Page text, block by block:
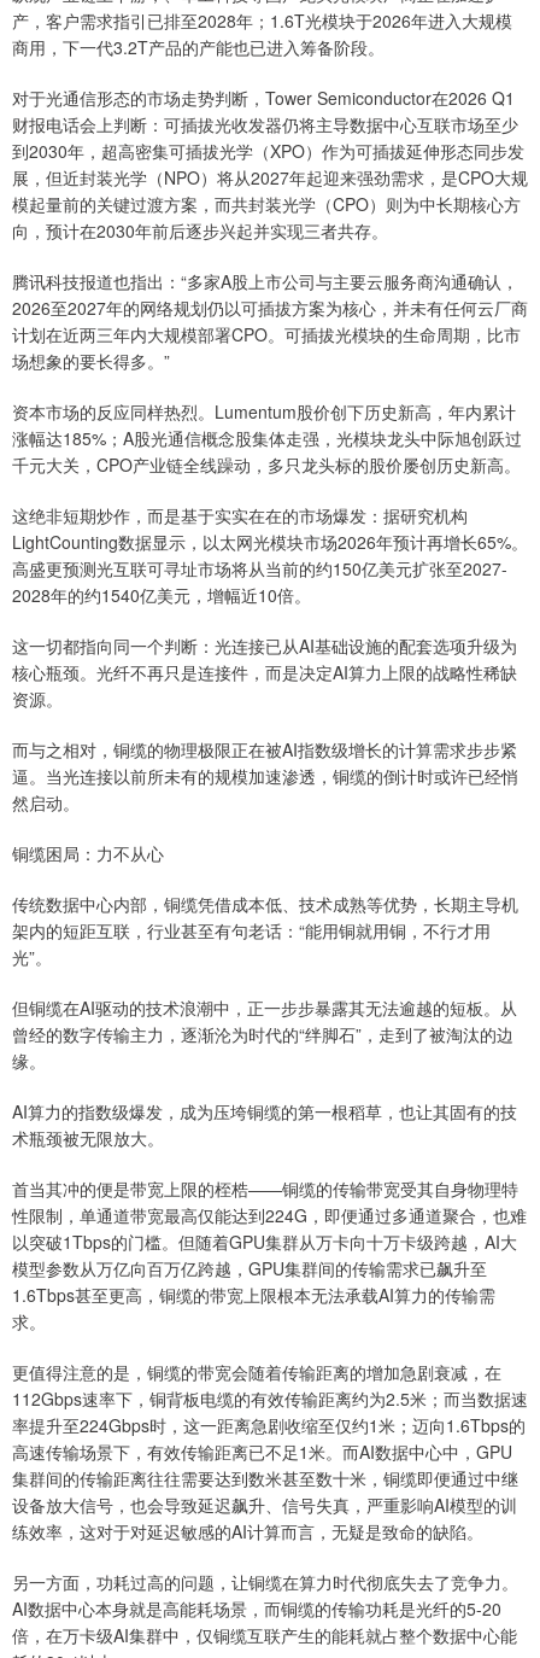
产，客户需求指引已排至2028年；1.6T光模块于2026年进入大规模
商用，下一代3.2T产品的产能也已进入筹备阶段。
对于光通信形态的市场走势判断，Tower Semiconductor在2026 Q1
财报电话会上判断：可插拔光收发器仍将主导数据中心互联市场至少
到2030年，超高密集可插拔光学（XPO）作为可插拔延伸形态同步发
展，但近封装光学（NPO）将从2027年起迎来强劲需求，是CPO大规
模起量前的关键过渡方案，而共封装光学（CPO）则为中长期核心方
向，预计在2030年前后逐步兴起并实现三者共存。
腾讯科技报道也指出：“多家A股上市公司与主要云服务商沟通确认，
2026至2027年的网络规划仍以可插拔方案为核心，并未有任何云厂商
计划在近两三年内大规模部署CPO。可插拔光模块的生命周期，比市
场想象的要长得多。”
资本市场的反应同样热烈。Lumentum股价创下历史新高，年内累计
涨幅达185%；A股光通信概念股集体走强，光模块龙头中际旭创跃过
千元大关，CPO产业链全线躁动，多只龙头标的股价屡创历史新高。
这绝非短期炒作，而是基于实实在在的市场爆发：据研究机构
LightCounting数据显示，以太网光模块市场2026年预计再增长65%。
高盛更预测光互联可寻址市场将从当前的约150亿美元扩张至2027-
2028年的约1540亿美元，增幅近10倍。
这一切都指向同一个判断：光连接已从AI基础设施的配套选项升级为
核心瓶颈。光纤不再只是连接件，而是决定AI算力上限的战略性稀缺
资源。
而与之相对，铜缆的物理极限正在被AI指数级增长的计算需求步步紧
逼。当光连接以前所未有的规模加速渗透，铜缆的倒计时或许已经悄
然启动。
铜缆困局：力不从心
传统数据中心内部，铜缆凭借成本低、技术成熟等优势，长期主导机
架内的短距互联，行业甚至有句老话：“能用铜就用铜，不行才用
光”。
但铜缆在AI驱动的技术浪潮中，正一步步暴露其无法逾越的短板。从
曾经的数字传输主力，逐渐沦为时代的“绊脚石”，走到了被淘汰的边
缘。
AI算力的指数级爆发，成为压垮铜缆的第一根稻草，也让其固有的技
术瓶颈被无限放大。
首当其冲的便是带宽上限的桎梏——铜缆的传输带宽受其自身物理特
性限制，单通道带宽最高仅能达到224G，即便通过多通道聚合，也难
以突破1Tbps的门槛。但随着GPU集群从万卡向十万卡级跨越，AI大
模型参数从万亿向百万亿跨越，GPU集群间的传输需求已飙升至
1.6Tbps甚至更高，铜缆的带宽上限根本无法承载AI算力的传输需
求。
更值得注意的是，铜缆的带宽会随着传输距离的增加急剧衰减，在
112Gbps速率下，铜背板电缆的有效传输距离约为2.5米；而当数据速
率提升至224Gbps时，这一距离急剧收缩至仅约1米；迈向1.6Tbps的
高速传输场景下，有效传输距离已不足1米。而AI数据中心中，GPU
集群间的传输距离往往需要达到数米甚至数十米，铜缆即便通过中继
设备放大信号，也会导致延迟飙升、信号失真，严重影响AI模型的训
练效率，这对于对延迟敏感的AI计算而言，无疑是致命的缺陷。
另一方面，功耗过高的问题，让铜缆在算力时代彻底失去了竞争力。
AI数据中心本身就是高能耗场景，而铜缆的传输功耗是光纤的5-20
倍，在万卡级AI集群中，仅铜缆互联产生的能耗就占整个数据中心能